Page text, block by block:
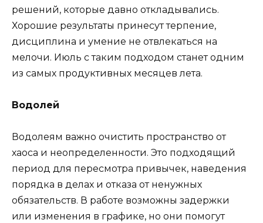
решений, которые давно откладывались.
Хорошие результаты принесут терпение,
дисциплина и умение не отвлекаться на
мелочи. Июль с таким подходом станет одним
из самых продуктивных месяцев лета.
Водолей
Водолеям важно очистить пространство от
хаоса и неопределенности. Это подходящий
период для пересмотра привычек, наведения
порядка в делах и отказа от ненужных
обязательств. В работе возможны задержки
или изменения в графике, но они помогут